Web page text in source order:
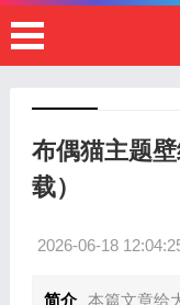
布偶猫主题
载）
2026-06-18
简介 本篇文章给